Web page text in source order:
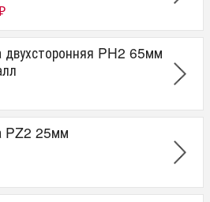
двухсторонняя PH2 65мм
PZ2 25мм